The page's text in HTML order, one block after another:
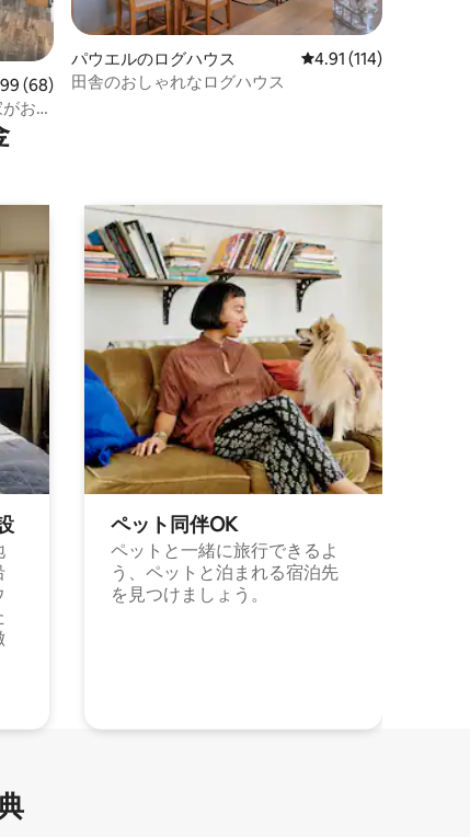
ュー68件、5つ星中4.99つ星の平均評価
(68)
お待
パウエルのログハウス レビュー114件、5つ
4.91 (114)
田舎のおしゃれなログハウス
ペット同⁠伴OK
ペットと一緒に旅行できるよ
う、ペットと泊まれる宿泊先
を見つけましょう。